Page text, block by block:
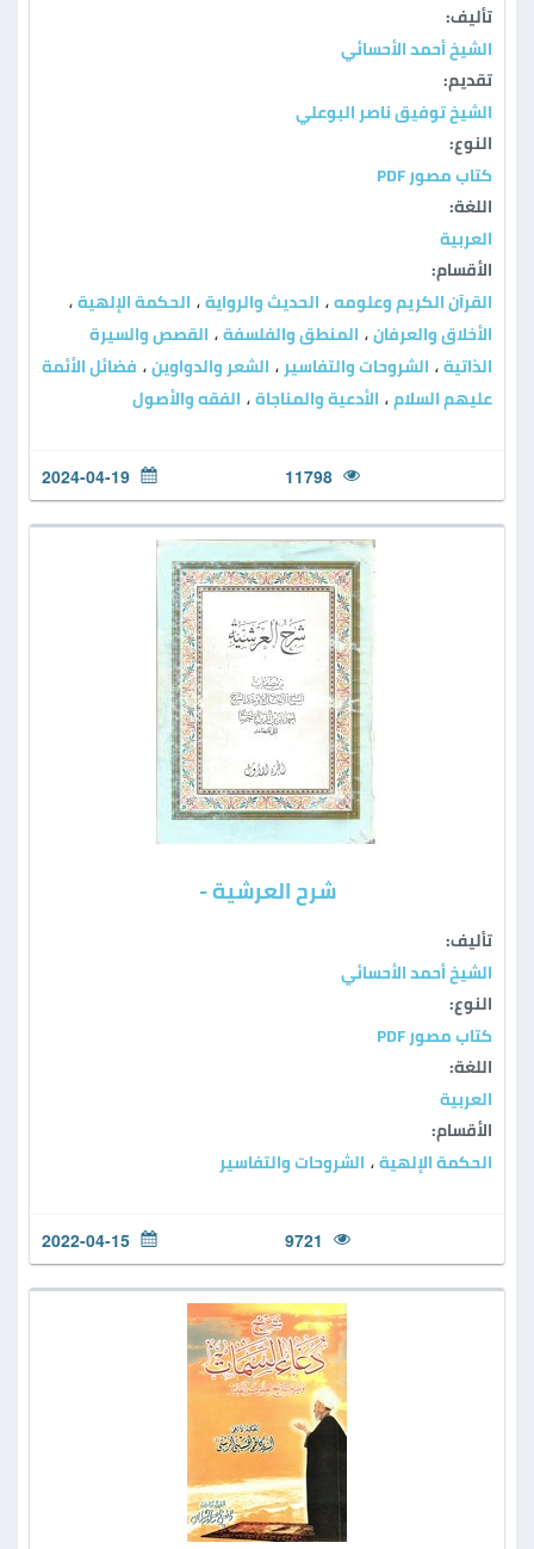
تأليف:
الشيخ أحمد الأحسائي
تقديم:
الشيخ توفيق ناصر البوعلي
النوع:
كتاب مصور PDF
اللغة:
العربية
الأقسام:
القرآن الكريم وعلومه ، الحديث والرواية ، الحكمة الإلهية ،
الأخلاق والعرفان ، المنطق والفلسفة ، القصص والسيرة
الذاتية ، الشروحات والتفاسير ، الشعر والدواوين ، فضائل الأئمة
عليهم السلام ، الأدعية والمناجاة ، الفقه والأصول
11798
2024-04-19
شرح العرشية -
تأليف:
الشيخ أحمد الأحسائي
النوع:
كتاب مصور PDF
اللغة:
العربية
الأقسام:
الحكمة الإلهية ، الشروحات والتفاسير
9721
2022-04-15